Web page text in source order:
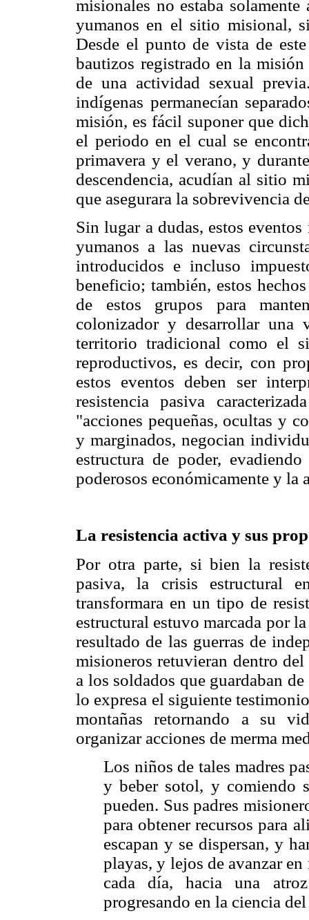
misionales no estaba
yumanos en el sitio misional,
Desde el punto de vista de
bautizos registrado en la
de una actividad sexual
indígenas permanecían
misión, es fácil suponer que
el periodo en el cual se
primavera y el verano, y
descendencia, acudían al sitio
que asegurara la sobrevivencia
Sin lugar a dudas, estos
yumanos a las nuevas
introducidos e incluso
beneficio; también, estos
de estos grupos para
colonizador y desarrollar una
territorio tradicional como el
reproductivos, es decir, con
estos eventos deben ser
resistencia pasiva
"acciones pequeñas, ocultas y
y marginados, negocian
estructura de poder,
poderosos económicamente y la
La resistencia activa y sus
Por otra parte, si bien la
pasiva, la crisis estructural
transformara en un tipo de
estructural estuvo marcada por
resultado de las guerras de
misioneros retuvieran dentro
a los soldados que guardaban
lo expresa el siguiente
montañas retornando a su
organizar acciones de merma
Los niños de tales madres
y beber sotol, y comiendo
pueden. Sus padres
para obtener recursos para
escapan y se dispersan, y
playas, y lejos de avanzar
cada día, hacia una
progresando en la ciencia